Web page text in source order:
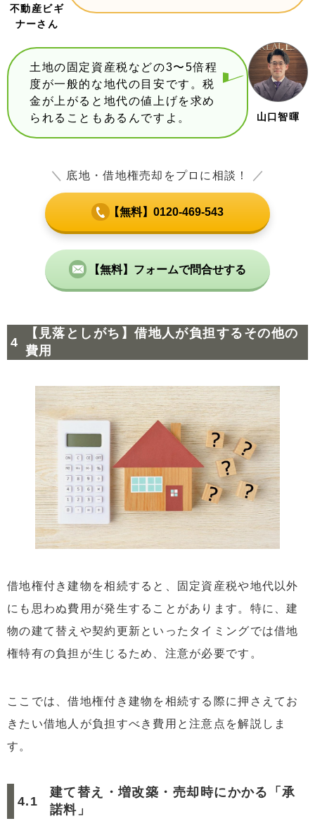
不動産ビギ
ナーさん
山口智暉
土地の固定資産税などの3〜5倍程
度が一般的な地代の目安です。税
金が上がると地代の値上げを求め
られることもあるんですよ。
＼ 底地・借地権売却をプロに相談！ ／
【無料】0120-469-543
【無料】フォームで問合せする
【見落としがち】借地人が負担するその他の
費用
借地権付き建物を相続すると、固定資産税や地代以外
にも思わぬ費用が発生することがあります。特に、建
物の建て替えや契約更新といったタイミングでは借地
権特有の負担が生じるため、注意が必要です。
ここでは、借地権付き建物を相続する際に押さえてお
きたい借地人が負担すべき費用と注意点を解説しま
す。
建て替え・増改築・売却時にかかる「承
諾料」